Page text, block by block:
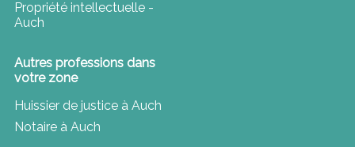
Propriété intellectuelle -
Auch
Autres professions dans
votre zone
Huissier de justice à Auch
Notaire à Auch